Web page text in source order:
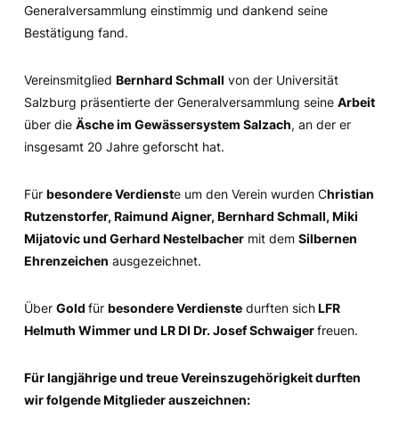
Generalversammlung einstimmig und dankend seine
Bestätigung fand.
Vereinsmitglied Bernhard Schmall von der Universität
Salzburg präsentierte der Generalversammlung seine Arbeit
über die Äsche im Gewässersystem Salzach, an der er
insgesamt 20 Jahre geforscht hat.
Für besondere Verdienste um den Verein wurden Christian
Rutzenstorfer, Raimund Aigner, Bernhard Schmall, Miki
Mijatovic und Gerhard Nestelbachermit dem Silbernen
Ehrenzeichen ausgezeichnet.
Über Gold für besondere Verdienstedurften sichLFR
Helmuth Wimmer und LR DI Dr. Josef Schwaigerfreuen.
Für langjährige und treue Vereinszugehörigkeit durften
wir folgende Mitglieder auszeichnen: